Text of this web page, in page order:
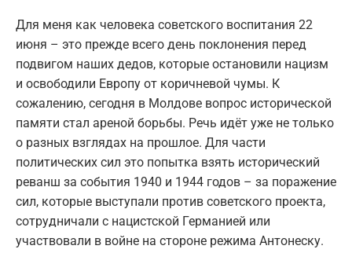
Для меня как человека советского воспитания 22
июня – это прежде всего день поклонения перед
подвигом наших дедов, которые остановили нацизм
и освободили Европу от коричневой чумы. К
сожалению, сегодня в Молдове вопрос исторической
памяти стал ареной борьбы. Речь идёт уже не только
о разных взглядах на прошлое. Для части
политических сил это попытка взять исторический
реванш за события 1940 и 1944 годов – за поражение
сил, которые выступали против советского проекта,
сотрудничали с нацистской Германией или
участвовали в войне на стороне режима Антонеску.